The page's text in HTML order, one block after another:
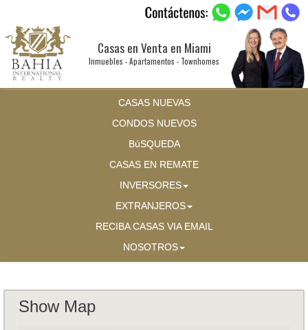
Casas en Venta en Miami
Inmuebles - Apartamentos - Townhomes
CASAS NUEVAS
CONDOS NUEVOS
BúSQUEDA
CASAS EN REMATE
INVERSORES
EXTRANJEROS
RECIBA CASAS VIA EMAIL
NOSOTROS
Show Map